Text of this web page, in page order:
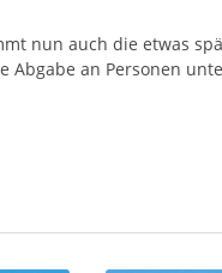
nun auch die etwas
an Personen